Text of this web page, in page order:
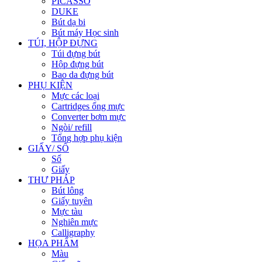
DUKE
Bút dạ bi
Bút máy Học sinh
TÚI, HỘP ĐỰNG
Túi đựng bút
Hộp đựng bút
Bao da đựng bút
PHỤ KIỆN
Mực các loại
Cartridges ống mực
Converter bơm mực
Ngòi/ refill
Tổng hợp phụ kiện
GIẤY/ SỔ
Sổ
Giấy
THƯ PHÁP
Bút lông
Giấy tuyên
Mực tàu
Nghiên mực
Calligraphy
HỌA PHẨM
Màu